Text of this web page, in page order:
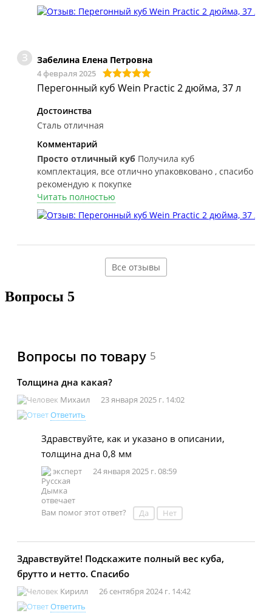
З Забелина Елена Петровна
4 февраля 2025
Перегонный куб Wein Practic 2 дюйма, 37 л
Достоинства
Сталь отличная
Комментарий
Просто отличный куб Получила куб
комплектация, все отлично упаковковано , спасибо
рекомендую к покупке
Читать полностью
Все отзывы
Вопросы 5
Вопросы по товару 5
Толщина дна какая?
Михаил
23 января 2025 г. 14:02
Ответить
Здравствуйте, как и указано в описании,
толщина дна 0,8 мм
эксперт 24 января 2025 г. 08:59
Вам помог этот ответ? Да Нет
Здравствуйте! Подскажите полный вес куба,
брутто и нетто. Спасибо
Кирилл
26 сентября 2024 г. 14:42
Ответить